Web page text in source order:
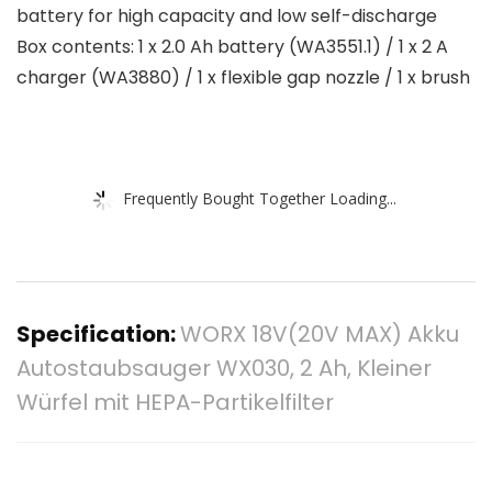
battery for high capacity and low self-discharge
Box contents: 1 x 2.0 Ah battery (WA3551.1) / 1 x 2 A
charger (WA3880) / 1 x flexible gap nozzle / 1 x brush
Frequently Bought Together Loading...
Specification:WORX 18V(20V MAX) Akku
Autostaubsauger WX030, 2 Ah, Kleiner
Würfel mit HEPA-Partikelfilter